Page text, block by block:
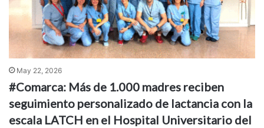
May 22, 2026
#Comarca: Más de 1.000 madres reciben
seguimiento personalizado de lactancia con la
escala LATCH en el Hospital Universitario del